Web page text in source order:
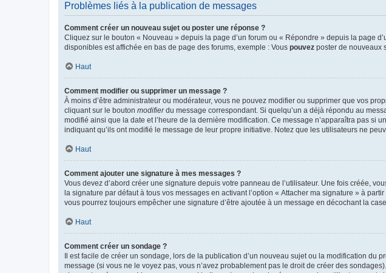
Problèmes liés à la publication de messages
Comment créer un nouveau sujet ou poster une réponse ?
Cliquez sur le bouton « Nouveau » depuis la page d’un forum ou « Répondre » depuis la page
disponibles est affichée en bas de page des forums, exemple : Vous pouvez poster de nouveaux
Haut
Comment modifier ou supprimer un message ?
À moins d’être administrateur ou modérateur, vous ne pouvez modifier ou supprimer que vos
cliquant sur le bouton modifierdu message correspondant. Si quelqu’un a déjà répondu au
modifié ainsi que la date et l’heure de la dernière modification. Ce message n’apparaîtra pas
indiquant qu’ils ont modifié le message de leur propre initiative. Notez que les utilisateurs ne
Haut
Comment ajouter une signature à mes messages ?
Vous devez d’abord créer une signature depuis votre panneau de l’utilisateur. Une fois créée,
la signature par défaut à tous vos messages en activant l’option « Attacher ma signature » à
vous pourrez toujours empêcher une signature d’être ajoutée à un message en décochant la
Haut
Comment créer un sondage ?
Il est facile de créer un sondage, lors de la publication d’un nouveau sujet ou la modification du
message (si vous ne le voyez pas, vous n’avez probablement pas le droit de créer des